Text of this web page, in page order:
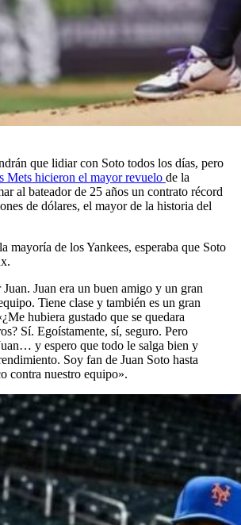
que lidiar con Soto todos los días, pero
Mets hicieron el mayor revuelo de la
al bateador de 25 años un contrato récord
de dólares, el mayor de la historia del
mayoría de los Yankees, esperaba que Soto
Juan era un buen amigo y un gran
Tiene clase y también es un gran
hubiera gustado que se quedara
Sí. Egoístamente, sí, seguro. Pero
y espero que todo le salga bien y
Soy fan de Juan Soto hasta
contra nuestro equipo».